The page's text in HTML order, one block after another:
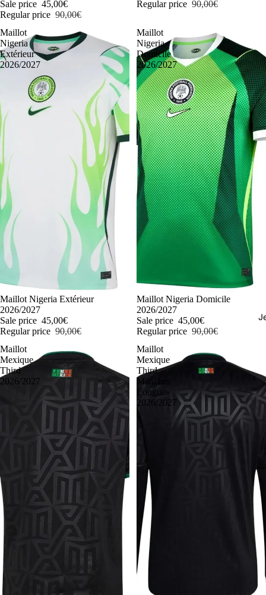
Sale price 45,00€
Regular price 90,00€
Regular price 90,00€
Maillot
Nigeria
Extérieur
2026/2027
-50%
Maillot Nigeria Extérieur
2026/2027
Sale price 45,00€
Regular price 90,00€
Maillot
Nigeria
Domicile
2026/2027
-50%
Maillot Nigeria Domicile
2026/2027
Sale price 45,00€
Regular price 90,00€
Maillot
Mexique
Third
2026/2027
Maillot
Mexique
Third
Manches
Longues
2026/2027